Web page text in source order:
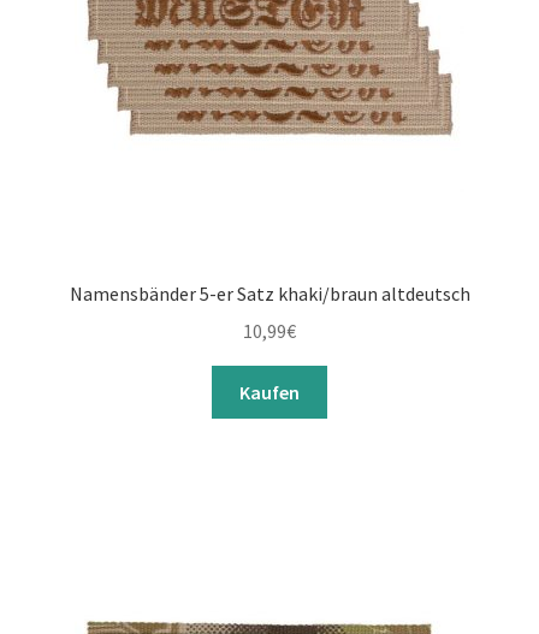
Namensbänder 5-er Satz khaki/braun altdeutsch
10,99€
Kaufen